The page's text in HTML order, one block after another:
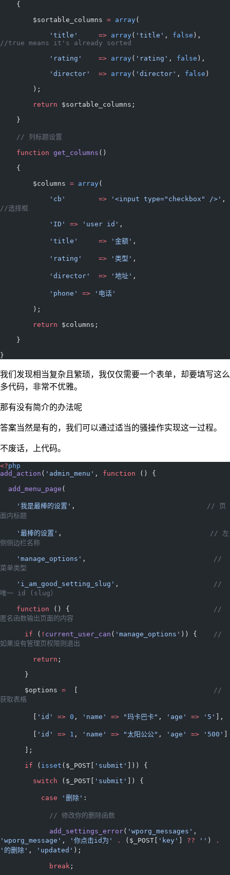
    {
        $sortable_columns
= array(
            'title'
     =>
array( 'title' , false
//true means it's already sorted
            'rating'
    =>
array( 'rating' , false ),
            'director'
  =>
array( 'director' , false )
        );
        return
$sortable_columns;
    }
    // 列标题设置
    function
get_columns ()
    {
        $columns
= array(
            'cb'
        =>
'<input type="checkbox" />'
//选择框
            'ID'
=> 'user id' ,
            'title'
     =>
'金额' ,
            'rating'
    =>
'类型' ,
            'director'
  =>
'地址' ,
            'phone'
=> '电话'
        );
        return
$columns;
    }
}
我们发现相当复杂且繁琐，我仅仅需要一个表单，却要填写这么
多代码，非常不优雅。
那有没有简介的办法呢
答案当然是有的，我们可以通过适当的骚操作实现这一过程。
不废话，上代码。
<?php
add_action ( 'admin_menu' , function () {
  add_menu_page
(
    '我是最棒的设置'
,
// 页
面内标题
    '最棒的设置'
,
// 左
侧侧边栏名称
    'manage_options'
,
//
菜单类型
    'i_am_good_setting_slug'
,
//
唯一 id (slug）
    function
() {
//
匿名函数输出页面的内容
      if
( ! current_user_can ( 'manage_options' )) {
//
如果没有管理页权限则退出
        return
;
      }
      $options
=
//
获取表格
'id' => 0 , 'name' => "玛卡巴卡" , 'age' => '5' ],
'id' => 1 , 'name' => "太阳公公" , 'age' => '500'
      ];
      if
( isset ($_POST[ 'submit'
])) {
        switch
($_POST[ 'submit' ]) {
          case
'删除' :
            // 修改你的删除函数
            add_settings_error
( 'wporg_messages'
'wporg_message' , '你点击id为' . ($_POST[ 'key' ?? '' )
.
'的删除' , 'updated' );
            break
;